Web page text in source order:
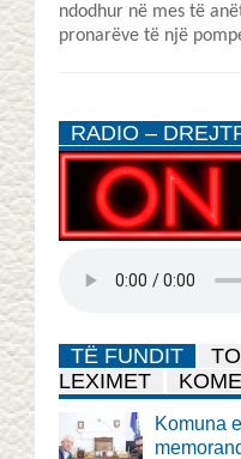
ndodhur në mes të
pronarëve të një
RADIO –
TË FUNDIT
LEXIMET
Komuna